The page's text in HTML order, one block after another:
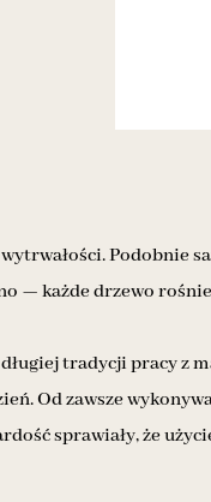
Podobnie
— każde drzewo rośnie
tradycji pracy z
Od zawsze
sprawiały, że